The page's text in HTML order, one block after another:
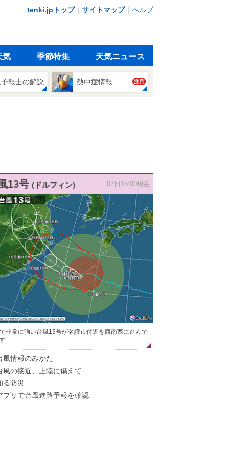
tenki.jpトップ｜ サイトマップ｜ ヘルプ
気 季節特集 天気ニュース
報士の解説 熱中症情報 注目
13号 (ドルフィン) 07日15:00現在
非常に強い台風13号が名護市付近を西南西に進んで
風情報のみかた
風の接近、上陸に備えて
る防災
プリで台風進路予報を確認